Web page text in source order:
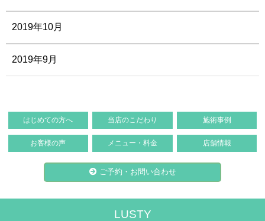
2019年10月
2019年9月
はじめての方へ 当店のこだわり 施術事例
お客様の声 メニュー・料金 店舗情報
ご予約・お問い合わせ
LUSTY